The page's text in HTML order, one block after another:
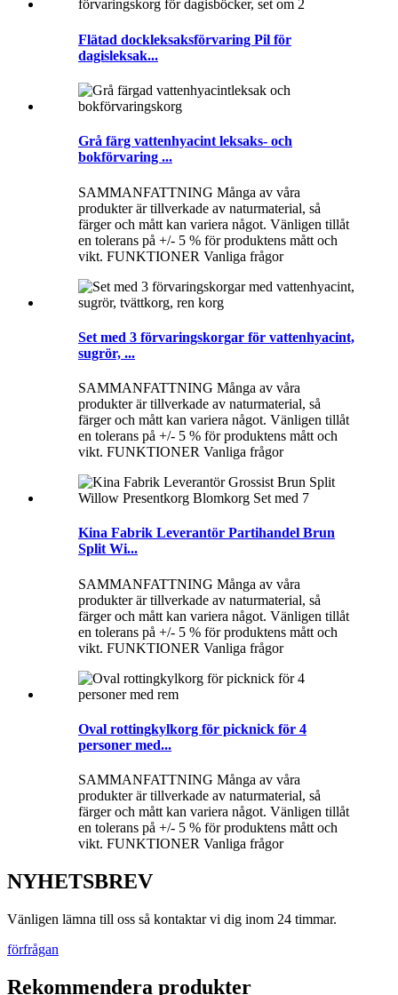
Flätad dockleksaksförvaring Pil för
dagisleksak...
Grå färg vattenhyacint leksaks- och
bokförvaring ...
SAMMANFATTNING Många av våra
produkter är tillverkade av naturmaterial, så
färger och mått kan variera något. Vänligen tillåt
en tolerans på +/- 5 % för produktens mått och
vikt. FUNKTIONER Vanliga frågor
Set med 3 förvaringskorgar för vattenhyacint,
sugrör, ...
SAMMANFATTNING Många av våra
produkter är tillverkade av naturmaterial, så
färger och mått kan variera något. Vänligen tillåt
en tolerans på +/- 5 % för produktens mått och
vikt. FUNKTIONER Vanliga frågor
Kina Fabrik Leverantör Partihandel Brun
Split Wi...
SAMMANFATTNING Många av våra
produkter är tillverkade av naturmaterial, så
färger och mått kan variera något. Vänligen tillåt
en tolerans på +/- 5 % för produktens mått och
vikt. FUNKTIONER Vanliga frågor
Oval rottingkylkorg för picknick för 4
personer med...
SAMMANFATTNING Många av våra
produkter är tillverkade av naturmaterial, så
färger och mått kan variera något. Vänligen tillåt
en tolerans på +/- 5 % för produktens mått och
vikt. FUNKTIONER Vanliga frågor
NYHETSBREV
Vänligen lämna till oss så kontaktar vi dig inom 24 timmar.
förfrågan
Rekommendera produkter